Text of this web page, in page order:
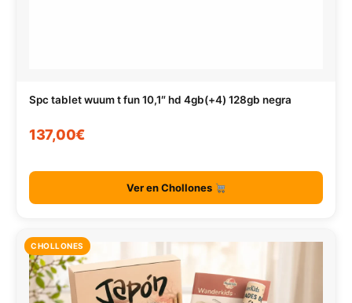
Spc tablet wuum t fun 10,1″ hd 4gb(+4) 128gb negra
137,00€
Ver en Chollones
CHOLLONES